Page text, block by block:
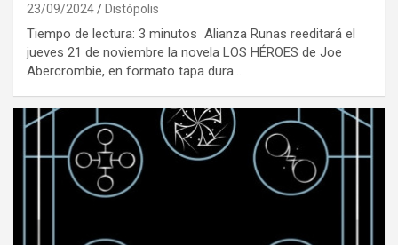
23/09/2024 Distópolis
Tiempo de lectura: 3 minutos Alianza Runas reeditará el
jueves 21 de noviembre la novela LOS HÉROES de Joe
Abercrombie, en formato tapa dura…